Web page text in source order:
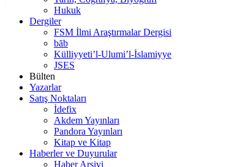
Hukuk
Dergiler
FSM İlmi Araştırmalar Dergisi
bāb
Külliyyeti’l-Ulumi’l-İslamiyye
JSES
Bülten
Yazarlar
Satış Noktaları
İdefix
Akdem Yayınları
Pandora Yayınları
Kitap ve Kitap
Haberler ve Duyurular
Haber Arşivi